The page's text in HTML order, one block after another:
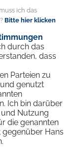
ich das
Bitte hier klicken
durch das
dass
Parteien zu
genutzt
Ich bin darüber
Nutzung
die genannten
Hans